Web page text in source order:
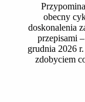
Ocena jakości i
formie
Najczęstsze
sprawach
obecny
doskonalenia
przepisami
grudnia 2026
zdobyciem